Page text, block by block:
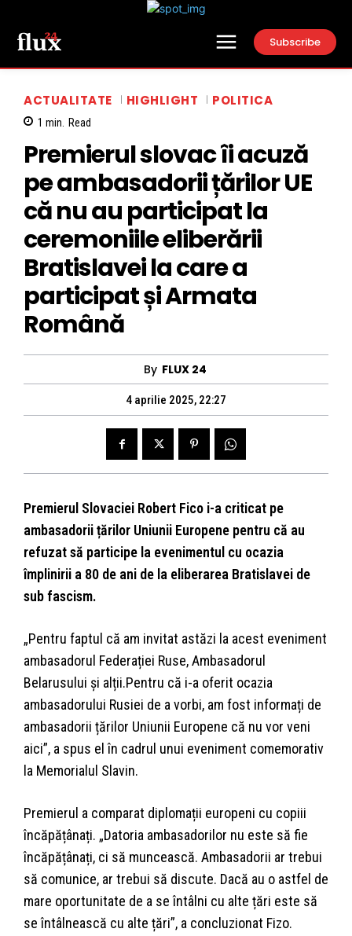
Subscribe
ACTUALITATE HIGHLIGHT POLITICA
1 min. Read
Premierul slovac îi acuză
pe ambasadorii țărilor UE
că nu au participat la
ceremoniile eliberării
Bratislavei la care a
participat și Armata
Română
By FLUX 24
4 aprilie 2025, 22:27
Premierul Slovaciei Robert Fico i-a criticat pe
ambasadorii țărilor Uniunii Europene pentru că au
refuzat să participe la evenimentul cu ocazia
împlinirii a 80 de ani de la eliberarea Bratislavei de
sub fascism.
„Pentru faptul că am invitat astăzi la acest eveniment
ambasadorul Federației Ruse, Ambasadorul
Belarusului și alții.Pentru că i-a oferit ocazia
ambasadorului Rusiei de a vorbi, am fost informați de
ambasadorii țărilor Uniunii Europene că nu vor veni
aici”, a spus el în cadrul unui eveniment comemorativ
la Memorialul Slavin.
Premierul a comparat diplomații europeni cu copiii
încăpățânați. „Datoria ambasadorilor nu este să fie
încăpățânați, ci să muncească. Ambasadorii ar trebui
să comunice, ar trebui să discute. Dacă au o astfel de
mare oportunitate de a se întâlni cu alte țări este să
se întâlnească cu alte țări”, a concluzionat Fizo.